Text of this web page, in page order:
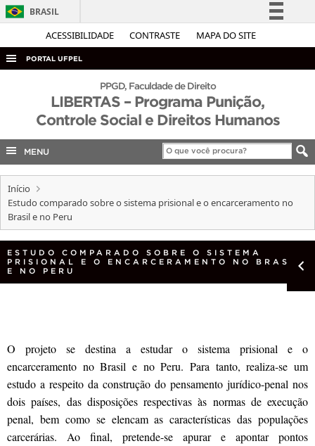
ACESSIBILIDADE CONTRASTE MAPA DO SITE
BRASIL
Simplifique!
Acesso à informação
Legislação
Canais
PORTAL UFPEL
ACESSO À INFORMAÇÃO
AUDITORIA
CONCURSOS
EDITAIS
INTERNACIONAL
PORTARIAS
TELEFONES
PPGD, Faculdade de Direito
LIBERTAS – Programa Punição,
Controle Social e Direitos Humanos
MENU
Início
Estudo comparado sobre o sistema prisional e o encarceramento no
Brasil e no Peru
ESTUDO COMPARADO SOBRE O SISTEMA
PRISIONAL E O ENCARCERAMENTO NO BRASIL
E NO PERU
O projeto se destina a estudar o sistema prisional e o
encarceramento no Brasil e no Peru. Para tanto, realiza-se um
estudo a respeito da construção do pensamento jurídico-penal nos
dois países, das disposições respectivas às normas de execução
penal, bem como se elencam as características das populações
carcerárias. Ao final, pretende-se apurar e apontar pontos